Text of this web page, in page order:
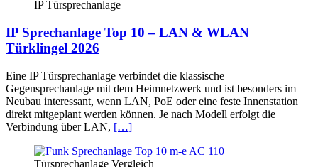
IP Türsprechanlage
IP Sprechanlage Top 10 – LAN & WLAN
Türklingel 2026
Eine IP Türsprechanlage verbindet die klassische
Gegensprechanlage mit dem Heimnetzwerk und ist besonders im
Neubau interessant, wenn LAN, PoE oder eine feste Innenstation
direkt mitgeplant werden können. Je nach Modell erfolgt die
Verbindung über LAN, […]
Türsprechanlage Vergleich